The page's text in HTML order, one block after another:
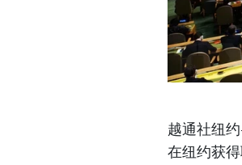
越通社纽
在纽约获